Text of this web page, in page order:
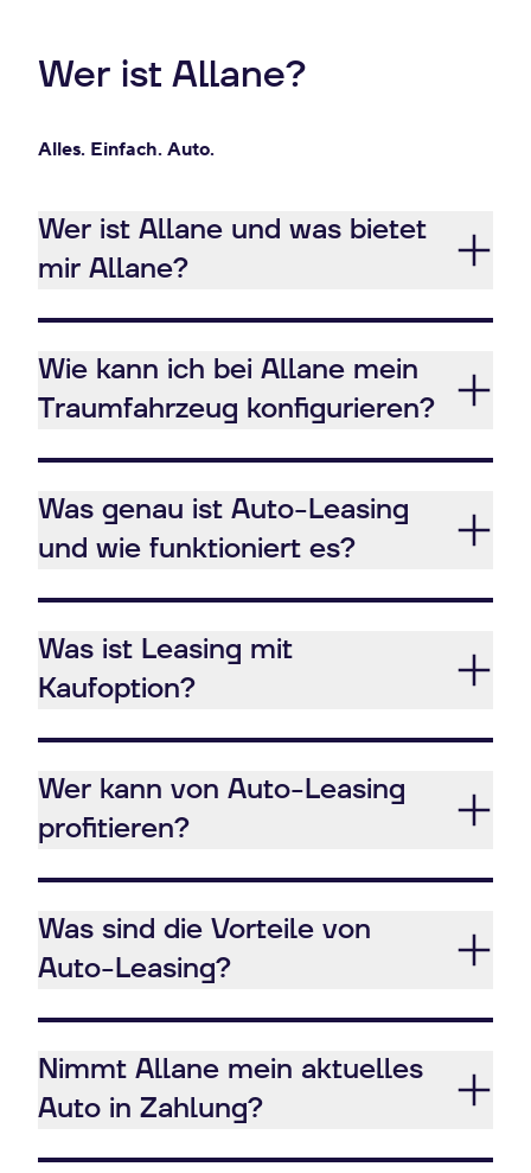
Wer ist Allane?
Alles. Einfach. Auto.
Wer ist Allane und was bietet
mir Allane?
Wie kann ich bei Allane mein
Traumfahrzeug konfigurieren?
Was genau ist Auto-Leasing
und wie funktioniert es?
Was ist Leasing mit
Kaufoption?
Wer kann von Auto-Leasing
profitieren?
Was sind die Vorteile von
Auto-Leasing?
Nimmt Allane mein aktuelles
Auto in Zahlung?